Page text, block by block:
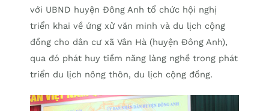
với UBND huyện Đông Anh tổ chức hội nghị
triển khai về ứng xử văn minh và du lịch cộng
đồng cho dân cư xã Vân Hà (huyện Đông Anh),
qua đó phát huy tiềm năng làng nghề trong phát
triển du lịch nông thôn, du lịch cộng đồng.